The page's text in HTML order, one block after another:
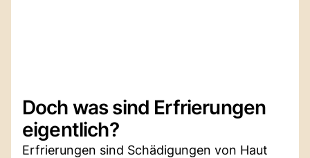
Doch was sind Erfrierungen
eigentlich?
Erfrierungen sind Schädigungen von Haut